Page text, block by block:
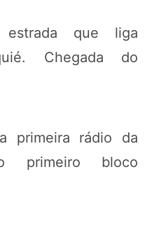
que liga
Chegada do
primeira rádio da
primeiro bloco